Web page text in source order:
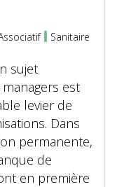
Sanitaire
sujet
est
levier de
Dans
permanente,
de
en première